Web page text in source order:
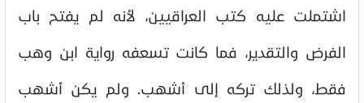
اشتملت عليه كتب العراقيين، لأنه لم يفتح باب
الفرض والتقدير، فما كانت تسعفه رواية ابن وهب
فقط، ولذلك تركه إلى أشهب. ولم يكن أشهب